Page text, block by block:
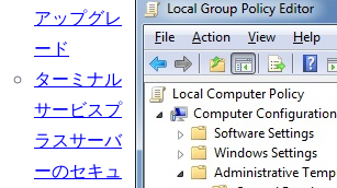
アップグレ
ード
ターミナル
サービスプ
ラスサーバ
ーのセキュ